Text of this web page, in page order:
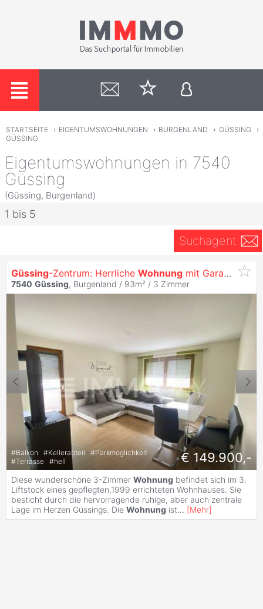
STARTSEITE › EIGENTUMSWOHNUNGEN › BURGENLAND › GÜSSING
›
GÜSSING
Eigentumswohnungen in 7540
Güssing
(Güssing, Burgenland)
1 bis 5
Suchagent
Güssing-Zentrum: Herrliche Wohnung mit Garagenplatz! Lift, Klima!
7540 Güssing, Burgenland / 93m² / 3 Zimmer
#Balkon #Kellerabteil #Parkmöglichkeit
#Terrasse #hell € 149.900,-
Diese wunderschöne 3-Zimmer Wohnung befindet sich im 3.
Liftstock eines gepflegten,1999 errichteten Wohnhauses. Sie
besticht durch die hervorragende ruhige, aber auch zentrale
Lage im Herzen Güssings. Die Wohnung ist... [Mehr]